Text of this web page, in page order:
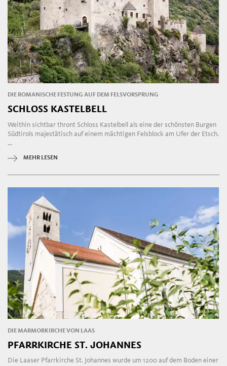
DIE ROMANISCHE FESTUNG AUF DEM FELSVORSPRUNG
SCHLOSS KASTELBELL
Weithin sichtbar thront Schloss Kastelbell als eine der schönsten Burgen
Südtirols majestätisch auf einem mächtigen Felsblock am Ufer der Etsch.
...
MEHR LESEN
DIE MARMORKIRCHE VON LAAS
PFARRKIRCHE ST. JOHANNES
Die Laaser Pfarrkirche St. Johannes wurde um 1200 auf dem Boden einer